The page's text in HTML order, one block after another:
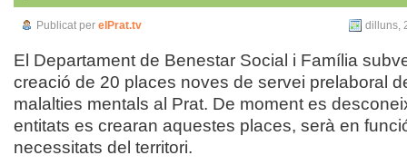
Publicat per elPrat.tv dilluns,
El Departament de Benestar Social i Família
creació de 20 places noves de servei prelaboral
malalties mentals al Prat. De moment es
entitats es crearan aquestes places, serà en
necessitats del territori.